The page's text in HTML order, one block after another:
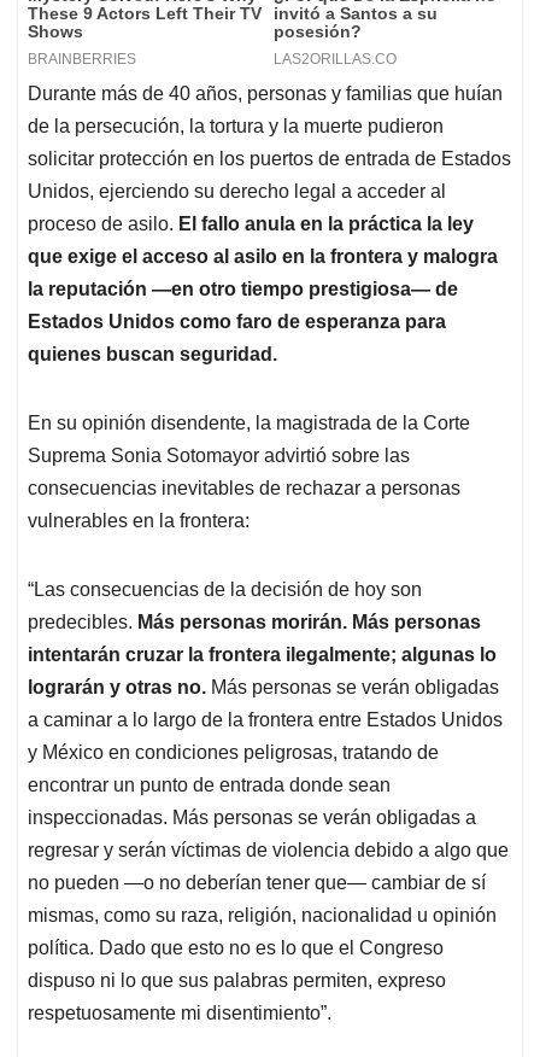
Durante más de 40 años, personas y familias que huían
de la persecución, la tortura y la muerte pudieron
solicitar protección en los puertos de entrada de Estados
Unidos, ejerciendo su derecho legal a acceder al
proceso de asilo. El fallo anula en la práctica la ley
que exige el acceso al asilo en la frontera y malogra
la reputación —en otro tiempo prestigiosa— de
Estados Unidos como faro de esperanza para
quienes buscan seguridad.
En su opinión disendente, la magistrada de la Corte
Suprema Sonia Sotomayor advirtió sobre las
consecuencias inevitables de rechazar a personas
vulnerables en la frontera:
“Las consecuencias de la decisión de hoy son
predecibles. Más personas morirán. Más personas
intentarán cruzar la frontera ilegalmente; algunas lo
lograrán y otras no. Más personas se verán obligadas
a caminar a lo largo de la frontera entre Estados Unidos
y México en condiciones peligrosas, tratando de
encontrar un punto de entrada donde sean
inspeccionadas. Más personas se verán obligadas a
regresar y serán víctimas de violencia debido a algo que
no pueden —o no deberían tener que— cambiar de sí
mismas, como su raza, religión, nacionalidad u opinión
política. Dado que esto no es lo que el Congreso
dispuso ni lo que sus palabras permiten, expreso
respetuosamente mi disentimiento”.